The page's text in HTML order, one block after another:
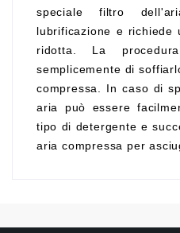
speciale filtro
lubrificazione e richiede
ridotta. La
semplicemente di
compressa. In caso di
aria può essere
tipo di detergente e
aria compressa per